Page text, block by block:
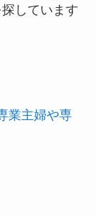
しています
業主婦や専